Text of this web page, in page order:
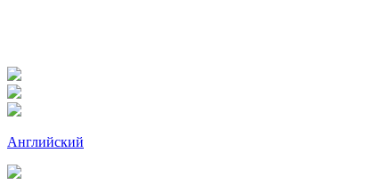
Английский